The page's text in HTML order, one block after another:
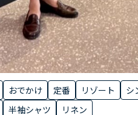
おでかけ 定番 リゾート シ
半袖シャツ リネン